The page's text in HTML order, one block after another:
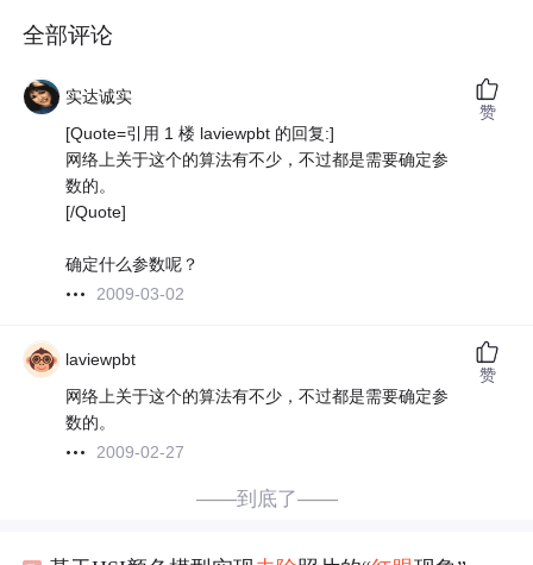
全部评论
实达诚实
[Quote=引用 1 楼 laviewpbt 的回复:]
网络上关于这个的算法有不少，不过都是需要确定参
数的。
[/Quote]
确定什么参数呢？
2009-03-02
赞
laviewpbt
网络上关于这个的算法有不少，不过都是需要确定参
数的。
2009-02-27
赞
——到底了——